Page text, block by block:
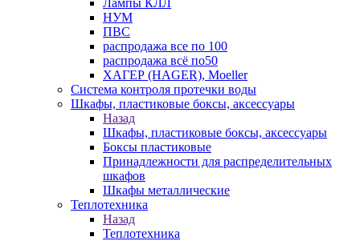
Лампы КЛЛ
НУМ
ПВС
распродажа все по 100
распродажа всё по50
ХАГЕР (HAGER), Moeller
Система контроля протечки воды
Шкафы, пластиковые боксы, аксессуары
Назад
Шкафы, пластиковые боксы, аксессуары
Боксы пластиковые
Принадлежности для распределительных
шкафов
Шкафы металлические
Теплотехника
Назад
Теплотехника